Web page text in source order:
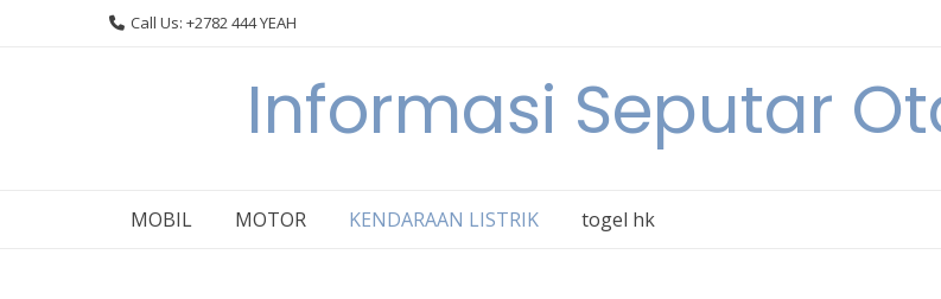
Call Us: +2782 444 YEAH
Informasi Seputar
MOBIL MOTOR KENDARAAN LISTRIK togel hk